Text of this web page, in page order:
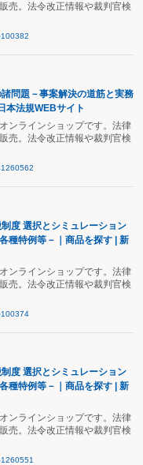
売。法令改正情報や裁判官検
問題－事案解決の道筋と実務
本法規WEBサイト
ンラインショップです。法律
売。法令改正情報や裁判官検
度 選択とシミュレーション
種特例等－｜商品を探す | 新
ンラインショップです。法律
売。法令改正情報や裁判官検
度 選択とシミュレーション
種特例等－｜商品を探す | 新
ンラインショップです。法律
売。法令改正情報や裁判官検